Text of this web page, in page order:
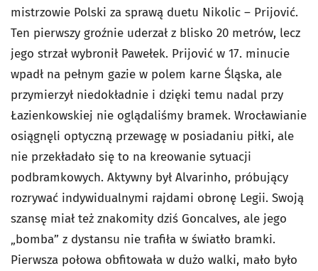
mistrzowie Polski za sprawą duetu Nikolic – Prijović.
Ten pierwszy groźnie uderzał z blisko 20 metrów, lecz
jego strzał wybronił Pawełek. Prijović w 17. minucie
wpadł na pełnym gazie w polem karne Śląska, ale
przymierzył niedokładnie i dzięki temu nadal przy
Łazienkowskiej nie oglądaliśmy bramek. Wrocławianie
osiągnęli optyczną przewagę w posiadaniu piłki, ale
nie przekładało się to na kreowanie sytuacji
podbramkowych. Aktywny był Alvarinho, próbujący
rozrywać indywidualnymi rajdami obronę Legii. Swoją
szansę miał też znakomity dziś Goncalves, ale jego
„bomba” z dystansu nie trafiła w światło bramki.
Pierwsza połowa obfitowała w dużo walki, mało było